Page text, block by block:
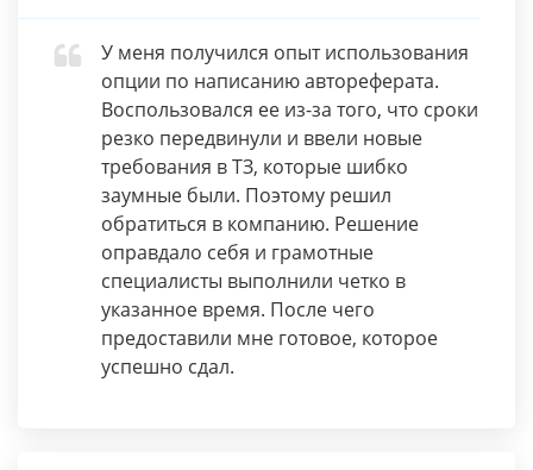
У меня получился опыт использования
опции по написанию автореферата.
Воспользовался ее из-за того, что сроки
резко передвинули и ввели новые
требования в ТЗ, которые шибко
заумные были. Поэтому решил
обратиться в компанию. Решение
оправдало себя и грамотные
специалисты выполнили четко в
указанное время. После чего
предоставили мне готовое, которое
успешно сдал.